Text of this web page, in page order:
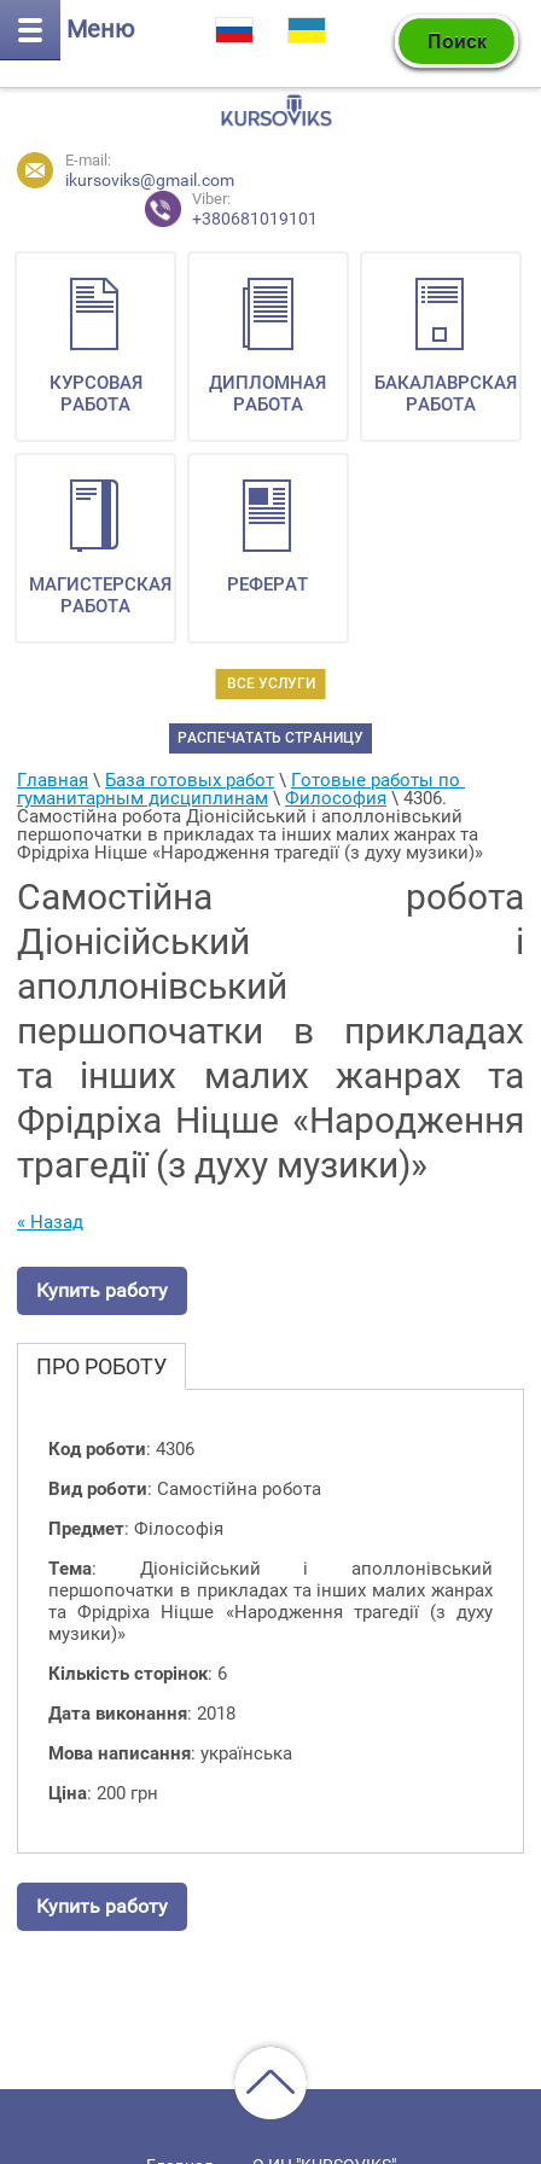
Меню
E-mail:
ikursoviks@gmail.com
Viber:
+380681019101
ВСЕ УСЛУГИ
КУРСОВАЯ
РАБОТА
ДИПЛОМНАЯ
РАБОТА
БАКАЛАВРСКАЯ
РАБОТА
МАГИСТЕРСКАЯ
РАБОТА
РЕФЕРАТ
РАСПЕЧАТАТЬ СТРАНИЦУ
Главная \ База готовых работ \ Готовые работы по
гуманитарным дисциплинам \ Философия \ 4306.
Самостійна робота Діонісійський і аполлонівський
першопочатки в прикладах та інших малих жанрах та
Фрідріха Ніцше «Народження трагедії (з духу музики)»
Самостійна робота
Діонісійський і
аполлонівський
першопочатки в прикладах
та інших малих жанрах та
Фрідріха Ніцше «Народження
трагедії (з духу музики)»
« Назад
Купить работу
ПРО РОБОТУ
Код роботи: 4306
Вид роботи: Самостійна робота
Предмет: Філософія
Тема: Діонісійський і аполлонівський
першопочатки в прикладах та інших малих жанрах
та Фрідріха Ніцше «Народження трагедії (з духу
музики)»
Кількість сторінок: 6
Дата виконання: 2018
Мова написання: українська
Ціна: 200 грн
Купить работу